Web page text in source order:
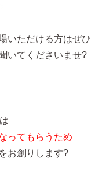
いただける方はぜひ
いてくださいませ?
ってもらうため
お創りします?